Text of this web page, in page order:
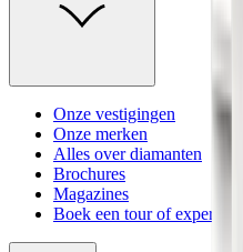
Onze vestigingen
Onze merken
Alles over diamanten
Brochures
Magazines
Boek een tour of experience